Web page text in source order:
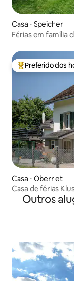
Casa ⋅ Speicher
Férias em família
Entre os
Preferido dos
Casa ⋅ Oberriet
Casa de férias
Outros